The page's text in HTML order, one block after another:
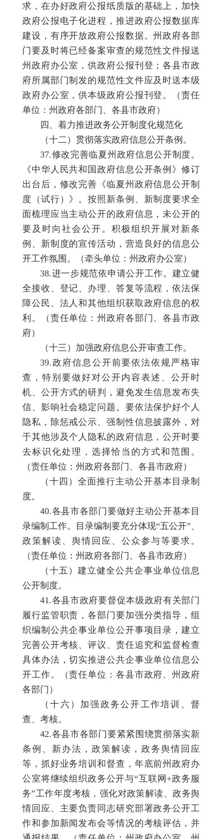
求，在办好政府公报纸质版的基础上，加快
政府公报电子化进程，推进政府公报数据库
建设，有序开放政府公报数据。州政府各部
门要及时将已经备案审查的规范性文件报送
州政府办公室，供政府公报刊登；各县市政
府所属部门制发的规范性文件应及时送本级
政府办公室，供本级政府公报刊登。（责任
单位：州政府各部门、各县市政府）
四、着力推进政务公开制度化规范化
（十二）贯彻落实政府信息公开条例。
37.修改完善临夏州政府信息公开制度。
《中华人民共和国政府信息公开条例》修订
出台后，修改完善《临夏州政府信息公开制
度（试行）》。按照新条例、新制度要求全
面梳理应当主动公开的政府信息，未公开的
要及时向社会公开。积极组织开展对新条
例、新制度的宣传活动，营造良好的信息公
开工作氛围。（牵头单位：州政府办公室）
38.进一步规范依申请公开工作。建立健
全接收、登记、办理、答复等流程，依法保
障公民、法人和其他组织获取政府信息的权
利。（责任单位：州政府各部门、各县市政
府）
（十三）加强政府信息公开审查工作。
39.政府信息公开前要依法依规严格审
查，特别要做好对公开内容表述、公开时
机、公开方式的研判，避免发生信息发布失
信、影响社会稳定问题。要依法保护好个人
隐私，除惩戒公示、强制性信息披露外，对
于其他涉及个人隐私的政府信息，公开时要
去标识化处理，选择恰当的方式和范围。
（责任单位：州政府各部门、各县市政府）
（十四）全面推行主动公开基本目录制
度。
40.各县市各部门要做好主动公开基本目
录编制工作。目录编制要充分体现“五公开”、
政策解读、舆情回应、公众参与等要求。
（责任单位：州政府各部门、各县市政府）
（十五）建立健全公共企事业单位信息
公开制度。
41.各县市政府要督促本级政府有关部门
履行监管职责，各部门要加强分类指导，组
织编制公共企事业单位公开事项目录，建立
完善公开考核、评议、责任追究和监督检查
具体办法，切实推进公共企事业单位信息公
开工作。（责任单位：各县市政府、州政府
各部门）
（十六）加强政务公开工作培训、督
查、考核。
42.各县市各部门要紧紧围绕贯彻落实新
条例、新办法，政策解读，政务舆情回应
等，抓好业务培训和督查，年底前州政府办
公室将继续组织政务公开与“互联网+政务服
务”工作年度考核，强化对政策解读、政务舆
情回应、主要负责同志研究部署政务公开工
作和参加新闻发布会等情况的考核评估，并